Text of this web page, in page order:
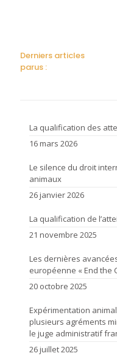
Derniers articles
parus :
La qualification des
16 mars 2026
Le silence du droit
animaux
26 janvier 2026
La qualification de
21 novembre 2025
Les dernières
européenne « End the
20 octobre 2025
Expérimentation
plusieurs agréments
le juge administratif
26 juillet 2025